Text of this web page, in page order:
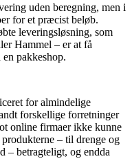
uden beregning, men i
for et præcist beløb.
leveringsløsning, som
Hammel – er at få
pakkeshop.
for almindelige
forskellige forretninger
online firmaer ikke kunne
– til drenge og
– betragteligt, og endda